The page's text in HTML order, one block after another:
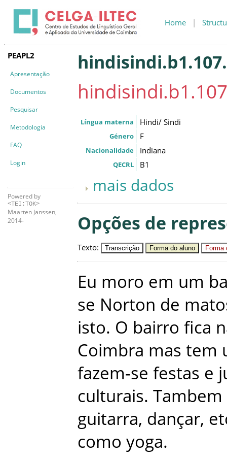
Home |
PEAPL2
Apresentação
Documentos
Pesquisar
Metodologia
FAQ
Login
Powered by
<TEI:TOK>
Maarten Janssen,
2014-
Língua materna Hindi/ Sindi
Género F
Nacionalidade Indiana
QECRL B1
mais dados
Opções de
Texto: Transcrição Forma do aluno Forma
Eu moro em um
se Norton de
isto. O bairro fica
Coimbra mas tem
fazem-se festas e
culturais. Tambem
guitarra, dançar,
como yoga.